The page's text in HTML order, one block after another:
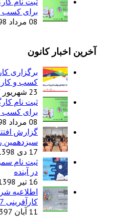
برای کسب
08 مرداد 1398
آخرین اخبار کانون
برگزاری
کسب و کار
23 شهریور 1397
ثبت نام
برای کسب
08 مرداد 1398
گزارش
سیزدهمین
17 دی 1398
ثبت نام
در آینده
16 تیر 1398
اطلاعیه
کارآفرینی 97
11 آبان 1397